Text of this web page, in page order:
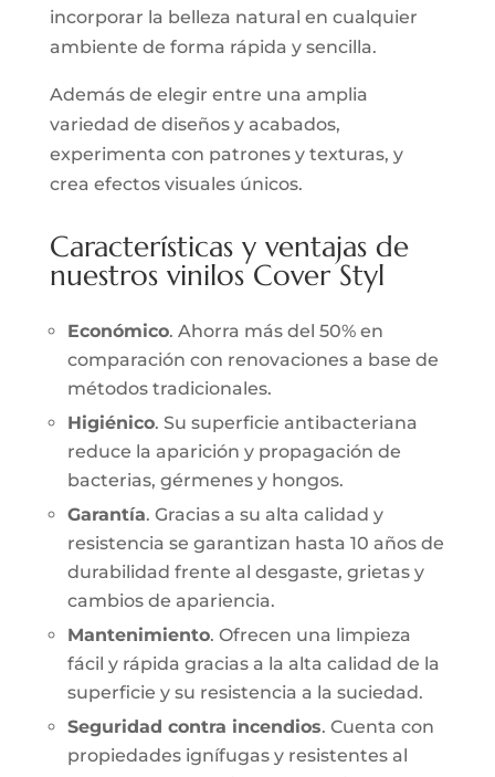
incorporar la belleza natural en cualquier
ambiente de forma rápida y sencilla.
Además de elegir entre una amplia
variedad de diseños y acabados,
experimenta con patrones y texturas, y
crea efectos visuales únicos.
Características y ventajas de
nuestros vinilos Cover Styl
Económico. Ahorra más del 50% en
comparación con renovaciones a base de
métodos tradicionales.
Higiénico. Su superficie antibacteriana
reduce la aparición y propagación de
bacterias, gérmenes y hongos.
Garantía. Gracias a su alta calidad y
resistencia se garantizan hasta 10 años de
durabilidad frente al desgaste, grietas y
cambios de apariencia.
Mantenimiento. Ofrecen una limpieza
fácil y rápida gracias a la alta calidad de la
superficie y su resistencia a la suciedad.
Seguridad contra incendios. Cuenta con
propiedades ignífugas y resistentes al